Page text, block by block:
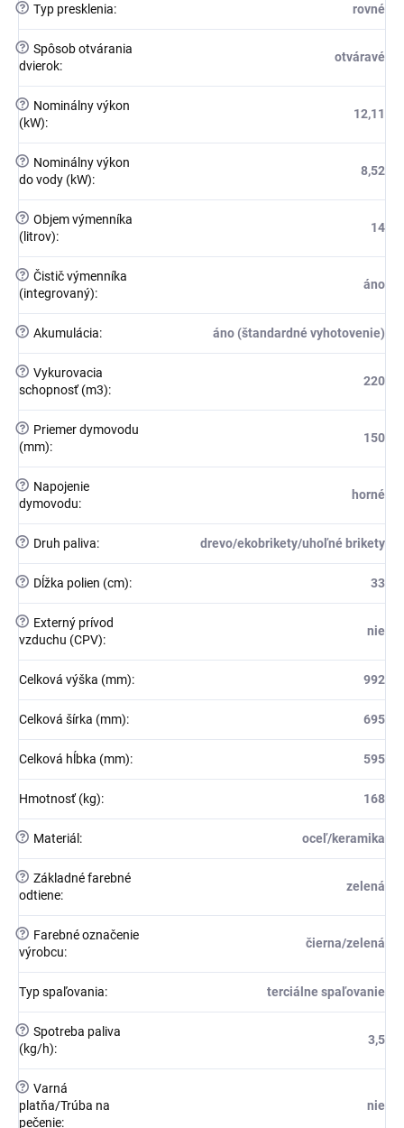
? Typ presklenia: rovné
? Spôsob otvárania
dvierok:
otváravé
?
Nominálny výkon
(kW):
12,11
?
Nominálny výkon
do vody (kW):
8,52
? Objem výmenníka
(litrov):
14
? Čistič výmenníka
(integrovaný):
áno
? Akumulácia: áno (štandardné vyhotovenie)
? Vykurovacia
schopnosť (m3):
220
?
Priemer dymovodu
(mm):
150
?
Napojenie
dymovodu:
horné
? Druh paliva: drevo/ekobrikety/uhoľné brikety
? Dĺžka polien (cm): 33
?
Externý prívod
vzduchu (CPV):
nie
Celková výška (mm): 992
Celková šírka (mm): 695
Celková hĺbka (mm): 595
Hmotnosť (kg): 168
? Materiál : oceľ/keramika
? Základné farebné
odtiene:
zelená
?
Farebné označenie
výrobcu:
čierna/zelená
Typ spaľovania: terciálne spaľovanie
? Spotreba paliva
(kg/h):
3,5
? Varná
platňa/Trúba na
pečenie:
nie